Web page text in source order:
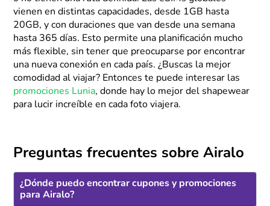
vienen en distintas capacidades, desde 1GB hasta
20GB, y con duraciones que van desde una semana
hasta 365 días. Esto permite una planificación mucho
más flexible, sin tener que preocuparse por encontrar
una nueva conexión en cada país. ¿Buscas la mejor
comodidad al viajar? Entonces te puede interesar las
promociones Lunia, donde hay lo mejor del shapewear
para lucir increíble en cada foto viajera.
Preguntas frecuentes sobre Airalo
¿Dónde puedo encontrar cupones y promociones
para Airalo?